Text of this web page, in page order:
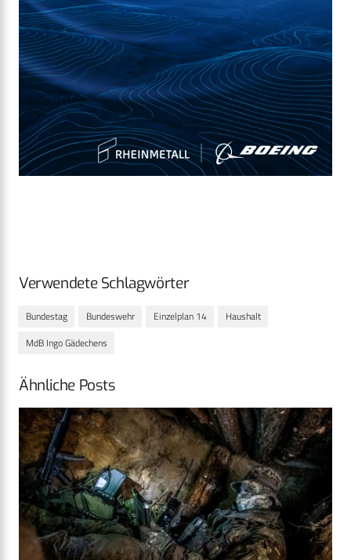
Verwendete Schlagwörter
Bundestag Bundeswehr Einzelplan 14
Haushalt
MdB Ingo Gädechens
Ähnliche Posts